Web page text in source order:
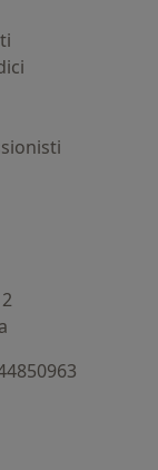
scheda
nuova scheda
in una nuova